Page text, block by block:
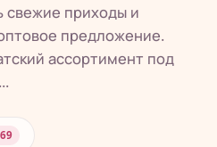
свежие приходы и
предложение.
ассортимент под